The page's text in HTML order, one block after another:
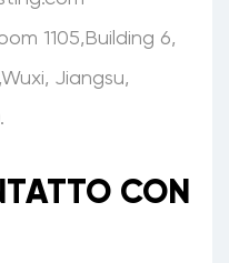
1105,Building 6,
Jiangsu,
CON